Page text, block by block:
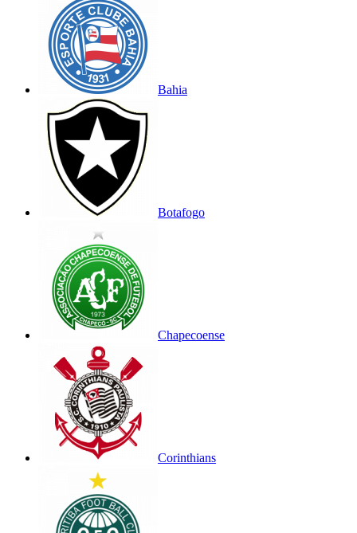
Bahia
Botafogo
Chapecoense
Corinthians